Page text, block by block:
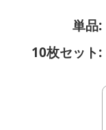
単品:
10枚セット: